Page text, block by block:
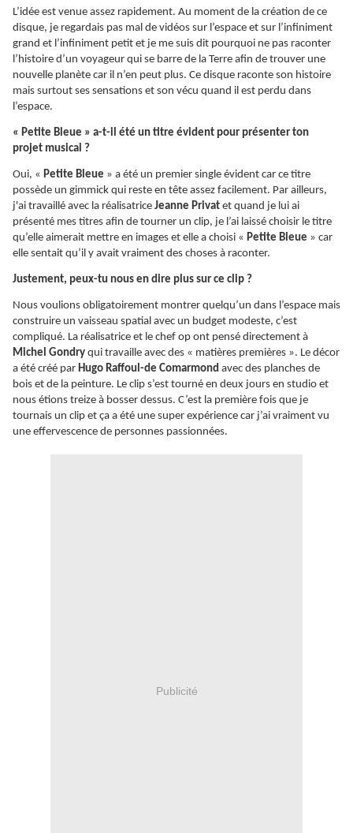
L’idée est venue assez rapidement. Au moment de la création de ce
disque, je regardais pas mal de vidéos sur l’espace et sur l’infiniment
grand et l’infiniment petit et je me suis dit pourquoi ne pas raconter
l’histoire d’un voyageur qui se barre de la Terre afin de trouver une
nouvelle planète car il n’en peut plus. Ce disque raconte son histoire
mais surtout ses sensations et son vécu quand il est perdu dans
l’espace.
« Petite Bleue » a-t-il été un titre évident pour présenter ton
projet musical ?
Oui, « Petite Bleue » a été un premier single évident car ce titre
possède un gimmick qui reste en tête assez facilement. Par ailleurs,
j'ai travaillé avec la réalisatrice Jeanne Privat et quand je lui ai
présenté mes titres afin de tourner un clip, je l’ai laissé choisir le titre
qu’elle aimerait mettre en images et elle a choisi « Petite Bleue » car
elle sentait qu’il y avait vraiment des choses à raconter.
Justement, peux-tu nous en dire plus sur ce clip ?
Nous voulions obligatoirement montrer quelqu’un dans l’espace mais
construire un vaisseau spatial avec un budget modeste, c’est
compliqué. La réalisatrice et le chef op ont pensé directement à
Michel Gondry qui travaille avec des « matières premières ». Le décor
a été créé par Hugo Raffoul-de Comarmond avec des planches de
bois et de la peinture. Le clip s’est tourné en deux jours en studio et
nous étions treize à bosser dessus. C’est la première fois que je
tournais un clip et ça a été une super expérience car j’ai vraiment vu
une effervescence de personnes passionnées.
Publicité